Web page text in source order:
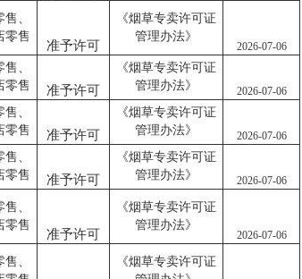
、
零售
准予许可
《烟草专卖许可证
管理办法》
2026-07-06
、
零售
准予许可
《烟草专卖许可证
管理办法》
2026-07-06
、
零售
准予许可
《烟草专卖许可证
管理办法》
2026-07-06
、
零售
准予许可
《烟草专卖许可证
管理办法》
2026-07-06
、
零售
准予许可
《烟草专卖许可证
管理办法》
2026-07-06
、
《烟草专卖许可证